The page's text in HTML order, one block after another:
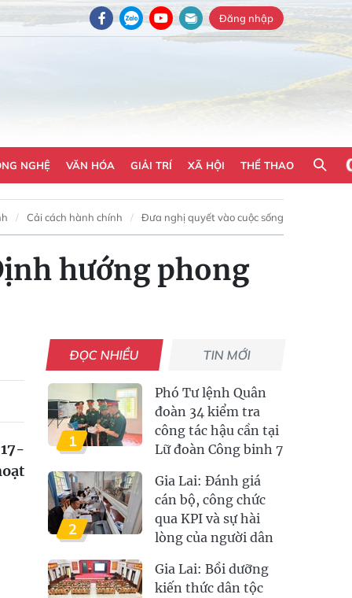
Đăng nhập
NGHỆ VĂN HÓA GIẢI TRÍ XÃ HỘI THỂ THAO
Cải cách hành chính Đưa nghị quyết vào cuộc sống
hướng phong
ĐỌC NHIỀU TIN MỚI
1
Phó Tư lệnh Quân
đoàn 34 kiểm tra
công tác hậu cần tại
Lữ đoàn Công binh 7
2
Gia Lai: Đánh giá
cán bộ, công chức
qua KPI và sự hài
lòng của người dân
Gia Lai: Bồi dưỡng
kiến thức dân tộc